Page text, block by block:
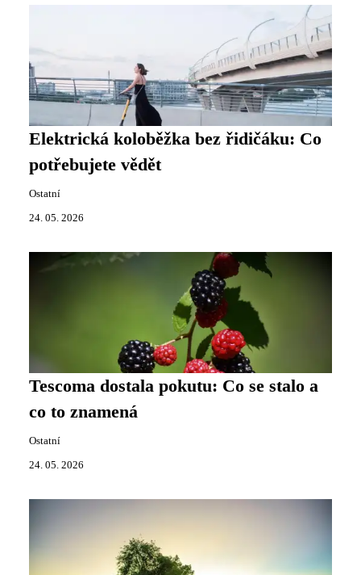
Elektrická koloběžka bez řidičáku: Co
potřebujete vědět
Ostatní
24. 05. 2026
Tescoma dostala pokutu: Co se stalo a
co to znamená
Ostatní
24. 05. 2026